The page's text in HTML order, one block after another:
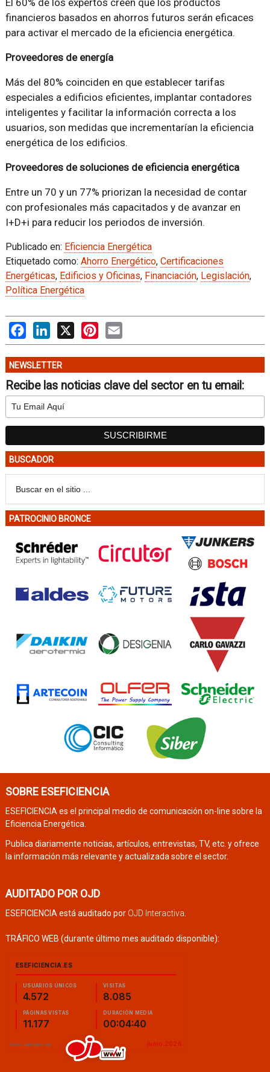
financieros basados en ahorros futuros serán eficaces
para activar el mercado de la eficiencia energética.
Proveedores de energía
Más del 80% coinciden en que establecer tarifas
especiales a edificios eficientes, implantar contadores
inteligentes y facilitar la información correcta a los
usuarios, son medidas que incrementarían la eficiencia
energética de los edificios.
Proveedores de soluciones de eficiencia energética
Entre un 70 y un 77% priorizan la necesidad de contar
con profesionales más capacitados y de avanzar en
I+D+i para reducir los periodos de inversión.
Publicado en: Eficiencia Energética
Etiquetado como: Ahorro Energético, Certificaciones
Energéticas, Edificios y Oficinas, Financiación, Legislación,
Política Energética
FacebookLinkedIn
X PinterestEmail
NEWSLETTER
Recibe las noticias clave del sector en tu email:
BUSCADOR
PATROCINIO BRONCE
SOBRE ESEFICIENCIA
ESEFICIENCIA es el principal medio de comunicación on-line sobre la
Eficiencia Energética.
Publica diariamente noticias, artículos, entrevistas, TV, etc. y ofrece
la información más relevante y actualizada sobre el sector.
AUDITADO POR OJD
ESEFICIENCIA está auditado por OJD Interactiva
TRÁFICO WEB (durante último mes auditado disponible):